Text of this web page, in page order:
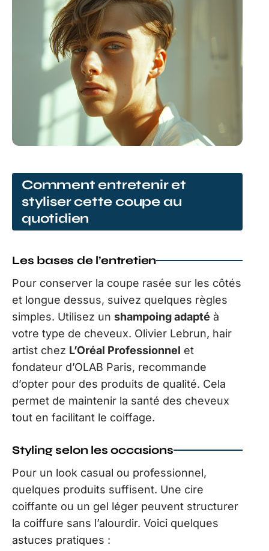
Comment entretenir et
styliser cette coupe au
quotidien
Les bases de l’entretien
Pour conserver la coupe rasée sur les côtés
et longue dessus, suivez quelques règles
simples. Utilisez un shampoing adapté à
votre type de cheveux. Olivier Lebrun, hair
artist chez L’Oréal Professionnel et
fondateur d’OLAB Paris, recommande
d’opter pour des produits de qualité. Cela
permet de maintenir la santé des cheveux
tout en facilitant le coiffage.
Styling selon les occasions
Pour un look casual ou professionnel,
quelques produits suffisent. Une cire
coiffante ou un gel léger peuvent structurer
la coiffure sans l’alourdir. Voici quelques
astuces pratiques :